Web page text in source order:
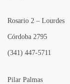
Rosario 2 – Lourdes
Córdoba 2795
(341) 447-5711
Pilar Palmas